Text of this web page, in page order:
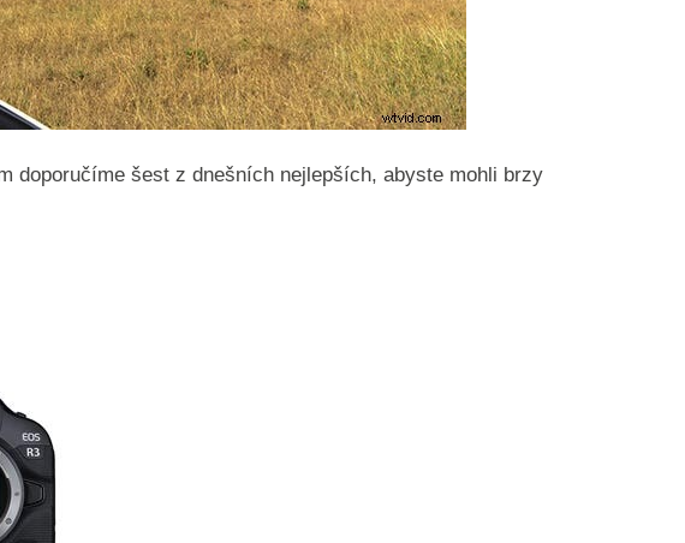
doporučíme šest z dnešních nejlepších, abyste mohli brzy